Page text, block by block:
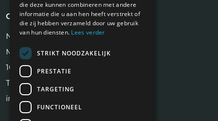
Contact
NiVa Media
Maassluisstraat 2
1062 GD Amsterdam
Tel:06 17 13 90 41
info@makelaarbanen.nl
die deze kunnen combineren met andere
informatie die u aan hen heeft verstrekt of
die zij hebben verzameld door uw gebruik
van hun diensten. Lees verder
STRIKT NOODZAKELIJK
PRESTATIE
TARGETING
FUNCTIONEEL